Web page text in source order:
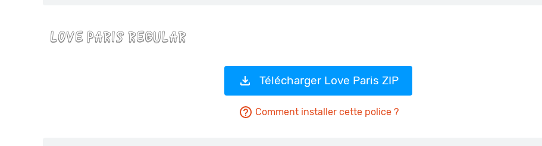
Télécharger Love Paris ZIP
Comment installer cette police ?